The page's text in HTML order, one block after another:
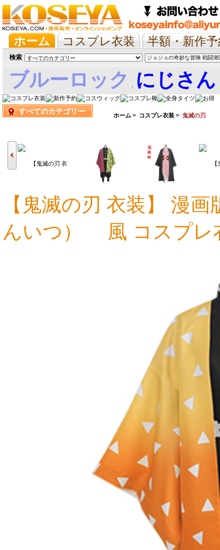
ホーム コスプレ衣装
半額・新作
抱き枕/布団/シーツ
ツイステ ウマ
検索
ブルーロック , にじさ
娘すべてのカテゴリー ホーム > コスプレ衣装 > 鬼滅の刃
16,820円 15,077円
【鬼滅の刃 衣装】 漫
んいつ） 風 コスプレ